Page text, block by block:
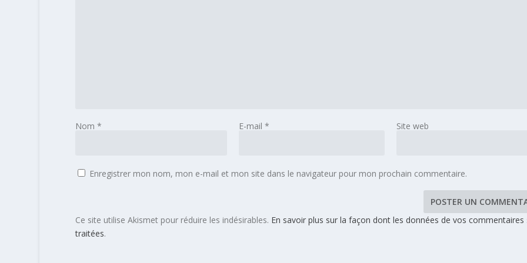
Nom * E-mail * Site web
Enregistrer mon nom, mon e-mail et mon site dans le navigateur pour mon prochain commentaire.
Ce site utilise Akismet pour réduire les indésirables. En savoir plus sur la façon dont les données de vos commentaires
traitées.